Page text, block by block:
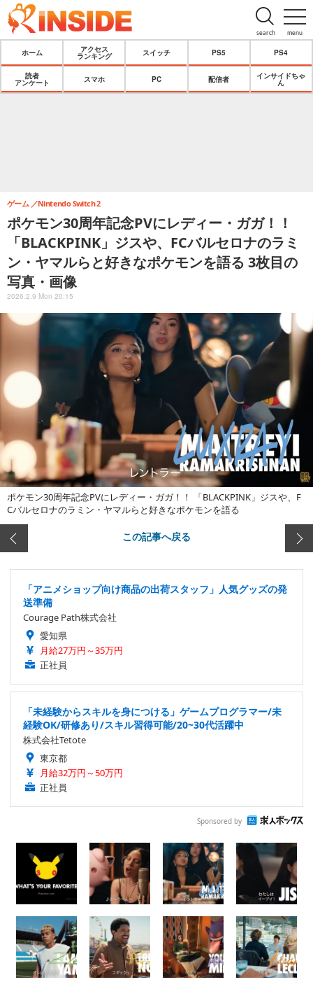
menu
search
ホーム
アクセス
ランキング
スイッチ PS5 PS4
読者
アンケート
スマホ PC 配信者
インサイドちゃ
ん
ポケモン30周年記念PVにレディー・ガガ！！
「BLACKPINK」ジスや、FCバルセロナのラミ
ン・ヤマルらと好きなポケモンを語る 3枚目の
写真・画像
ゲーム Nintendo Switch 2
2026.2.9 Mon 20:15
ポケモン30周年記念PVにレディー・ガガ！！ 「BLACKPINK」ジスや、F
Cバルセロナのラミン・ヤマルらと好きなポケモンを語る
この記事へ戻る
「アニメショップ向け商品の出荷スタッフ」人気グッズの発
送準備
Courage Path株式会社
愛知県
月給27万円～35万円
正社員
「未経験からスキルを身につける」ゲームプログラマー/未
経験OK/研修あり/スキル習得可能/20~30代活躍中
株式会社Tetote
東京都
月給32万円～50万円
正社員
Sponsored by